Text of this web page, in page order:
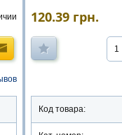
120.39 грн.
1
Код товара: